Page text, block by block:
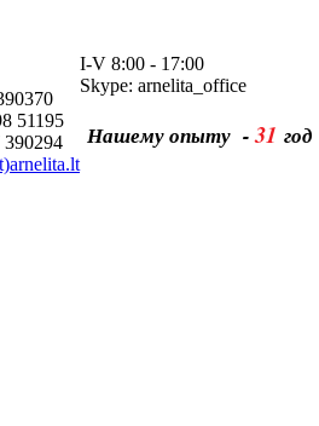
51195
I-V 8:00 - 17:00
Skype: arnelita_office
Нашему опыту -31 год